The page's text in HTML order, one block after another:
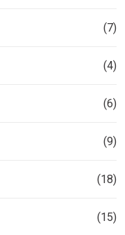
(7)
(4)
(6)
(9)
(18)
(15)